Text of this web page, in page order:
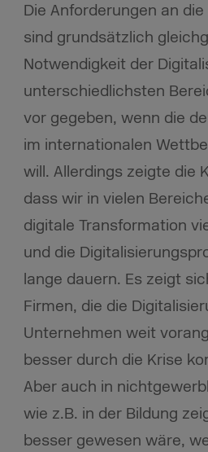
Die Anforderungen an
sind grundsätzlich
Notwendigkeit der
unterschiedlichsten
vor gegeben, wenn die
im internationalen
will. Allerdings zeigte die
dass wir in vielen
digitale Transformation
und die
lange dauern. Es zeigt
Firmen, die die
Unternehmen weit
besser durch die Krise
Aber auch in
wie z.B. in der Bildung
besser gewesen wäre,